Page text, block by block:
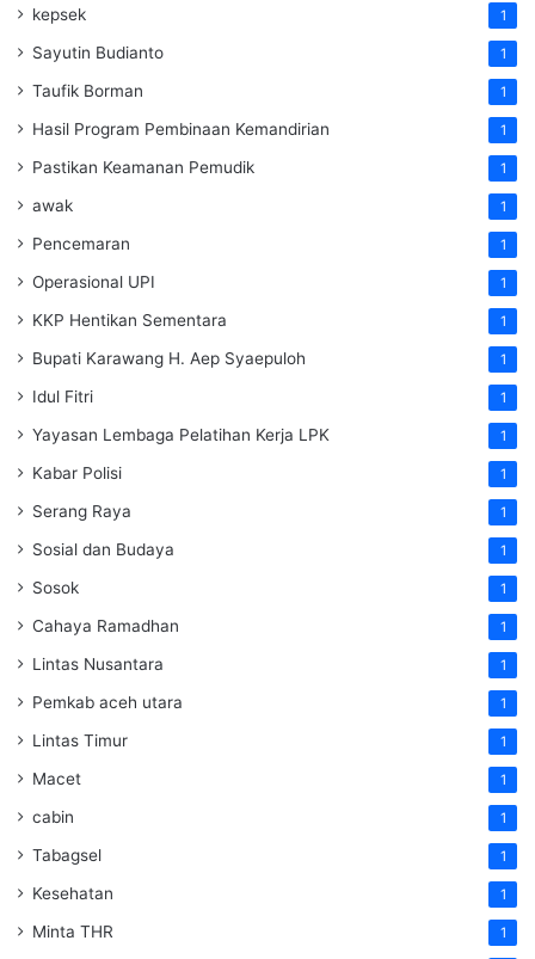
kepsek 1
Sayutin Budianto 1
Taufik Borman 1
Hasil Program Pembinaan Kemandirian 1
Pastikan Keamanan Pemudik 1
awak 1
Pencemaran 1
Operasional UPI 1
KKP Hentikan Sementara 1
Bupati Karawang H. Aep Syaepuloh 1
Idul Fitri 1
Yayasan Lembaga Pelatihan Kerja LPK 1
Kabar Polisi 1
Serang Raya 1
Sosial dan Budaya 1
Sosok 1
Cahaya Ramadhan 1
Lintas Nusantara 1
Pemkab aceh utara 1
Lintas Timur 1
Macet 1
cabin 1
Tabagsel 1
Kesehatan 1
Minta THR 1